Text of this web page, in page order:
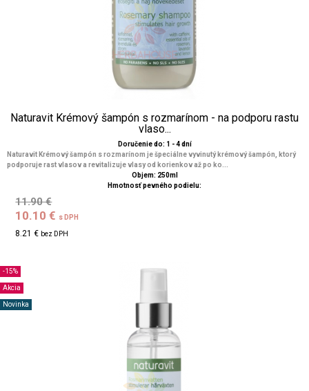
Naturavit Krémový šampón s rozmarínom - na podporu rastu
vlaso...
Doručenie do: 1 - 4 dní
Naturavit Krémový šampón s rozmarínom je špeciálne vyvinutý krémový šampón, ktorý
podporuje rast vlasov a revitalizuje vlasy od korienkov až po ko...
Objem: 250ml
Hmotnosť pevného podielu:
11.90 €
10.10 € s DPH
8.21 € bez DPH
-15%
Akcia
Novinka